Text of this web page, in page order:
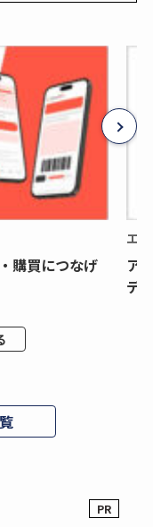
購買につなげ
エ
ア
デ